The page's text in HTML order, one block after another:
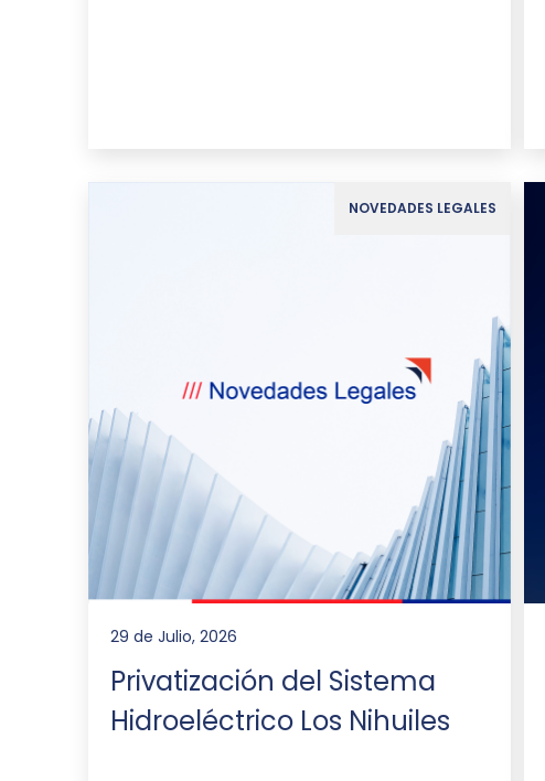
NOVEDADES LEGALES
29 de Julio, 2026
Privatización del Sistema
Hidroeléctrico Los Nihuiles